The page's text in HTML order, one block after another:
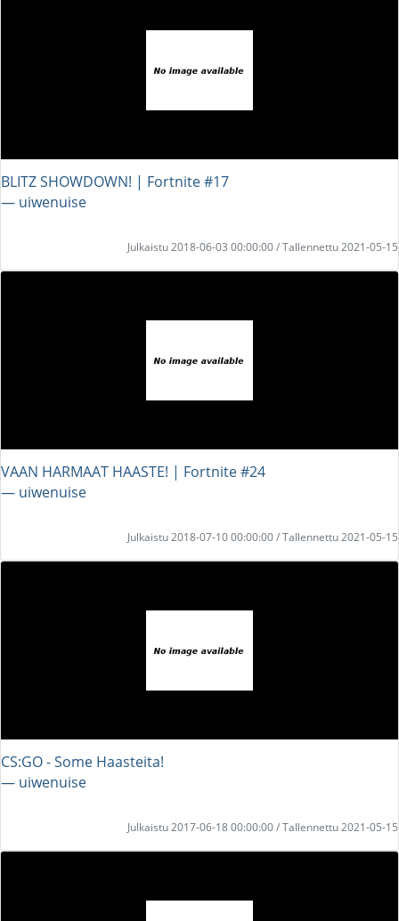
BLITZ SHOWDOWN! | Fortnite #17
― uiwenuise
Julkaistu 2018-06-03 00:00:00 / Tallennettu 2021-05-15
VAAN HARMAAT HAASTE! | Fortnite #24
― uiwenuise
Julkaistu 2018-07-10 00:00:00 / Tallennettu 2021-05-15
CS:GO - Some Haasteita!
― uiwenuise
Julkaistu 2017-06-18 00:00:00 / Tallennettu 2021-05-15